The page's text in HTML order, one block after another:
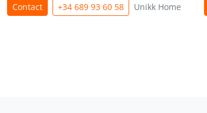
Contact +34 689 93 60 58 Unikk Home